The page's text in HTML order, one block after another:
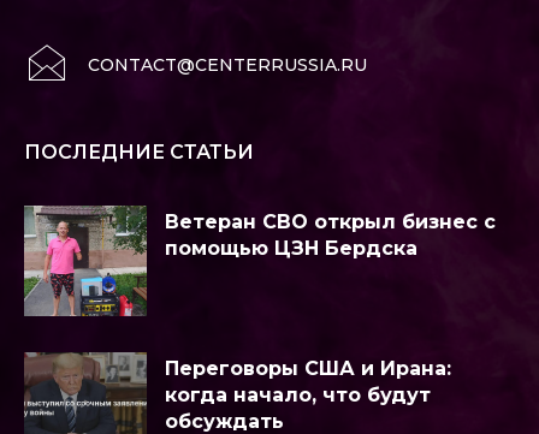
CONTACT@CENTERRUSSIA.RU
ПОСЛЕДНИЕ СТАТЬИ
Ветеран СВО открыл бизнес с
помощью ЦЗН Бердска
Переговоры США и Ирана:
когда начало, что будут
обсуждать